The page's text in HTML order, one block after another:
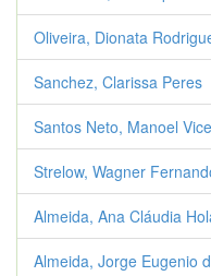
Oliveira, Dionata
Sanchez, Clarissa Peres
Santos Neto, Manoel
Strelow, Wagner
Almeida, Ana Cláudia
Almeida, Jorge Eugenio